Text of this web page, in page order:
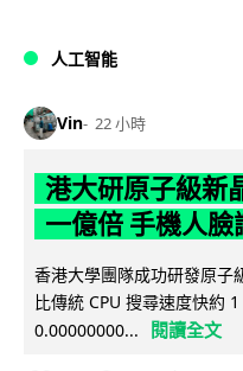
人工智能
Vin 22 小時
港大研原子級新
一億倍 手機人
香港大學團隊成功研發原子
比傳統 CPU 搜尋速度快約
0.00000000...
閱讀全文